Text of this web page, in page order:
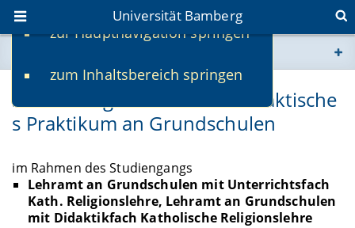
zur Hauptnavigation springen
zum Inhaltsbereich springen
Universität Bamberg
www.uni-bamberg.de
univis.uni-bamberg.de
fis.uni-bamberg.de
Studienbegleitendes fachdidaktische
s Praktikum an Grundschulen
im Rahmen des Studiengangs
Lehramt an Grundschulen mit Unterrichtsfach
Kath. Religionslehre, Lehramt an Grundschulen
mit Didaktikfach Katholische Religionslehre